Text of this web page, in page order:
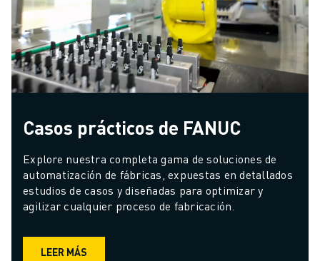
Casos prácticos de FANUC
Explore nuestra completa gama de soluciones de
automatización de fábricas, expuestas en detallados
estudios de casos y diseñadas para optimizar y
agilizar cualquier proceso de fabricación.
LEER MÁS